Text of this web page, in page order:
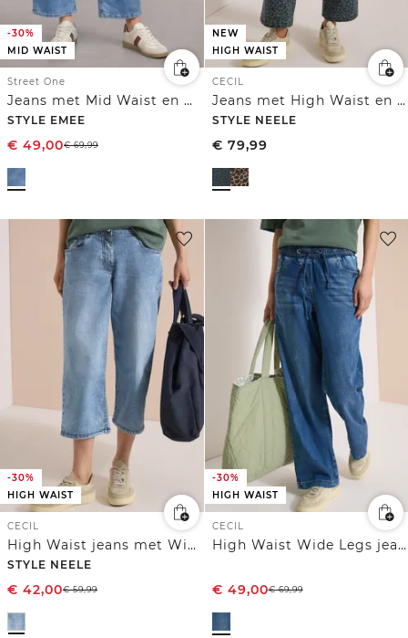
-30%
MID WAIST
Street One
Jeans met Mid Waist en Wide Leg pijpen in een Loose Fit pasvorm
STYLE EMEE
€ 49,00€69,99
NEW
HIGH WAIST
CECIL
Jeans met High Waist en Wide Leg pijpen met luipaardprint
STYLE NEELE
€ 79,99
-30%
HIGH WAIST
CECIL
High Waist jeans met Wide Legs en strepen
STYLE NEELE
€ 42,00€59,99
-30%
HIGH WAIST
CECIL
High Waist Wide Legs jeans in Loose Fit
€ 49,00€69,99